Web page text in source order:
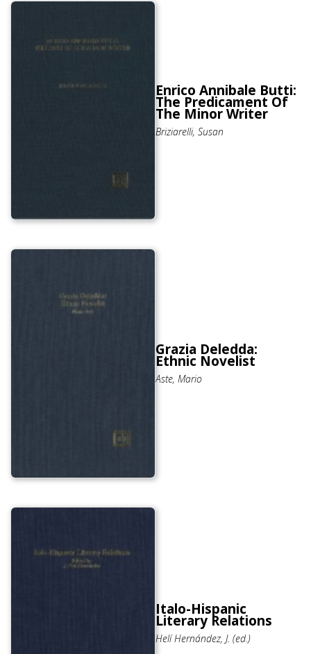
Enrico Annibale Butti:
The Predicament Of
The Minor Writer
Briziarelli, Susan
Grazia Deledda:
Ethnic Novelist
Aste, Mario
Italo-Hispanic
Literary Relations
Helí Hernández, J. (ed.)